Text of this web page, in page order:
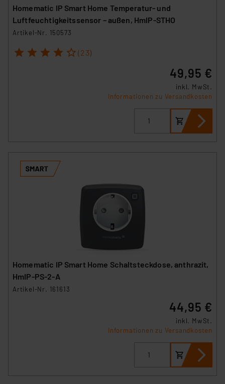
Homematic IP Smart Home Temperatur- und
Luftfeuchtigkeitssensor – außen, HmIP-STHO
Artikel-Nr. 150573
1 2 3 4 5 (23)
49,95 €
inkl. MwSt.
Informationen zu Versandkosten
Homematic IP Smart Home Schaltsteckdose, anthrazit,
HmIP-PS-2-A
Artikel-Nr. 161613
44,95 €
inkl. MwSt.
Informationen zu Versandkosten